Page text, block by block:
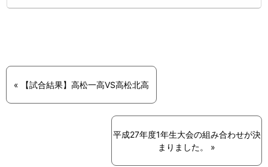
« 【試合結果】高松一高VS高松北高
平成27年度1年生大会の組み合わせが決
まりました。 »